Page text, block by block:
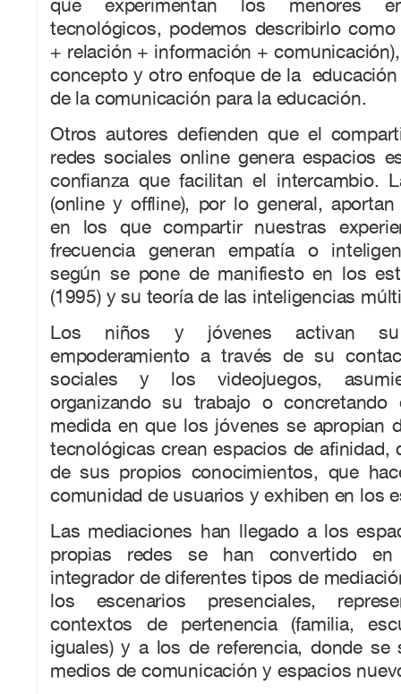
que experimentan los menores
tecnológicos, podemos describirlo como
+ relación + información +
concepto y otro enfoque de la
de la comunicación para la educación.
Otros autores defienden que el
redes sociales online genera espacios
confianza que facilitan el intercambio.
(online y offline), por lo general,
en los que compartir nuestras
frecuencia generan empatía o
según se pone de manifiesto en los
(1995) y su teoría de las inteligencias
Los niños y jóvenes activan
empoderamiento a través de su
sociales y los videojuegos,
organizando su trabajo o
medida en que los jóvenes se apropian
tecnológicas crean espacios de afinidad,
de sus propios conocimientos, que
comunidad de usuarios y exhiben en los
Las mediaciones han llegado a los
propias redes se han convertido
integrador de diferentes tipos de
los escenarios presenciales,
contextos de pertenencia (familia,
iguales) y a los de referencia, donde se
medios de comunicación y espacios